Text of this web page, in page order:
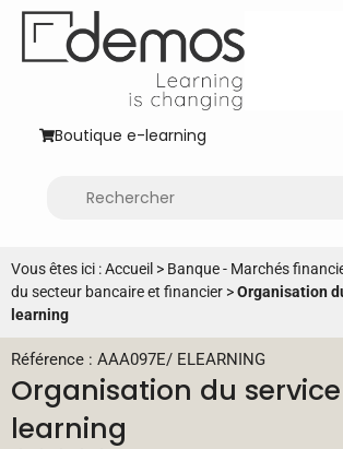
Boutique e-learning
Vous êtes ici :Accueil > Banque - Marchés
du secteur bancaire et financier >Organisation
learning
Référence : AAA097E/ ELEARNING
Organisation du
learning